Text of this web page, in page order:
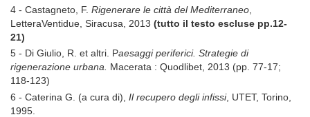
4 - Castagneto, F. Rigenerare le città del Mediterraneo
LetteraVentidue, Siracusa, 2013 (tutto il testo escluse pp.12-
21)
5 - Di Giulio, R. et altri. Paesaggi periferici. Strategie di
rigenerazione urbana. Macerata : Quodlibet, 2013 (pp. 77-17;
118-123)
6 - Caterina G. (a cura di), Il recupero degli infissi, UTET, Torino,
1995.